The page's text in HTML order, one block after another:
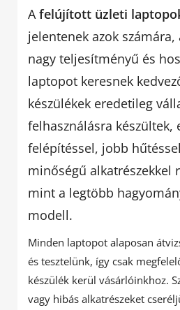
Afelújított üzleti
jelentenek azok
nagy teljesítményű és
laptopot keresnek
készülékek eredetileg
felhasználásra készültek,
felépítéssel, jobb
minőségű alkatrészekkel
mint a legtöbb
modell.
Minden laptopot alaposan
és tesztelünk, így csak
készülék kerül vásárlóinkhoz.
vagy hibás alkatrészeket